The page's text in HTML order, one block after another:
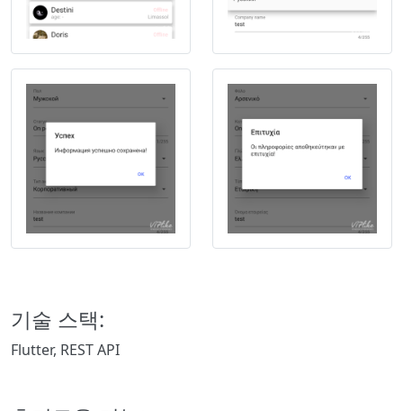
기술 스택:
Flutter, REST API